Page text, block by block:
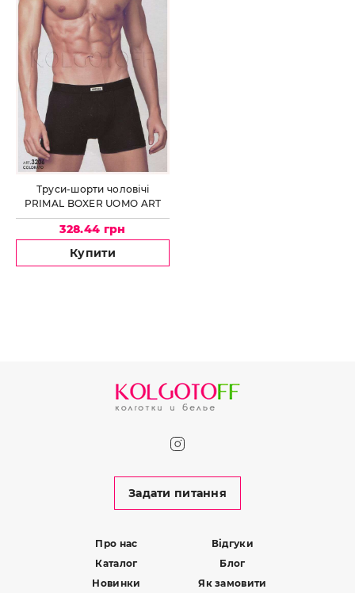
Труси-шорти чоловічі
PRIMAL BOXER UOMO ART
3206
328.44 грн
Купити
Задати питання
Про нас
Каталог
Новинки
Відгуки
Блог
Як замовити